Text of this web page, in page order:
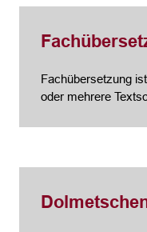
Fachübersetzung
oder mehrere